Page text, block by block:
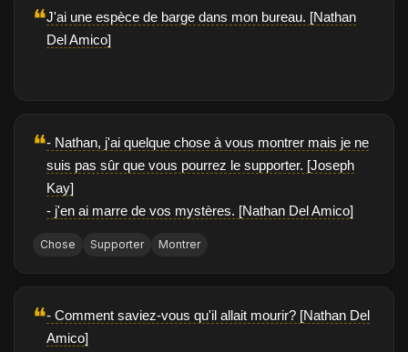
❝J'ai une espèce de barge dans mon bureau. [Nathan
Del Amico]
❝- Nathan, j'ai quelque chose à vous montrer mais je ne
suis pas sûr que vous pourrez le supporter. [Joseph
Kay]
- j'en ai marre de vos mystères. [Nathan Del Amico]
Chose Supporter Montrer
❝- Comment saviez-vous qu'il allait mourir? [Nathan Del
Amico]